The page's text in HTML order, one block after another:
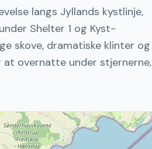
langs Jyllands kystlinje,
Shelter 1 og Kyst-
skove, dramatiske klinter og
overnatte under stjernerne,